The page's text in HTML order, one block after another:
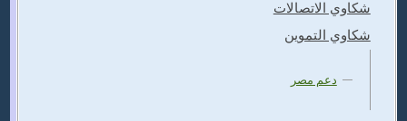
شكاوي الاتصالات
شكاوي التموين
دعم مصر